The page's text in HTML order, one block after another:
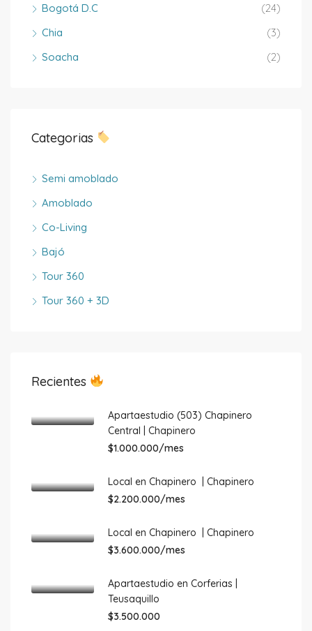
Bogotá D.C
(24)
Chia
(3)
Soacha
(2)
Categorias
Semi amoblado
Amoblado
Co-Living
Bajó
Tour 360
Tour 360 + 3D
Recientes
Apartaestudio (503) Chapinero
Central | Chapinero
$1.000.000/mes
Local en Chapinero | Chapinero
$2.200.000/mes
Local en Chapinero | Chapinero
$3.600.000/mes
Apartaestudio en Corferias |
Teusaquillo
$3.500.000